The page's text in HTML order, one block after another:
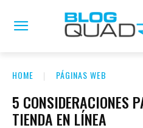
HOME PÁGINAS WEB
5 CONSIDERACIONES
TIENDA EN LÍNEA